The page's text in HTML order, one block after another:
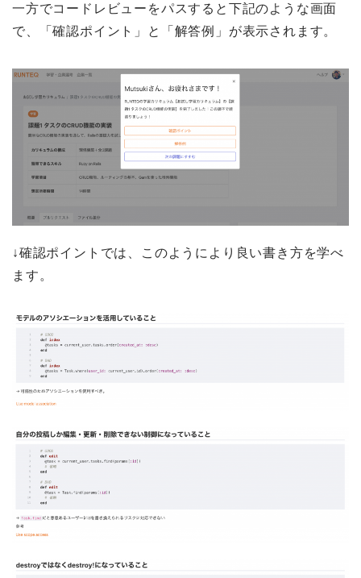
一方でコードレビューをパスすると下記のような画面
で、「確認ポイント」と「解答例」が表示されます。
↓確認ポイントでは、このようにより良い書き方を学べ
ます。